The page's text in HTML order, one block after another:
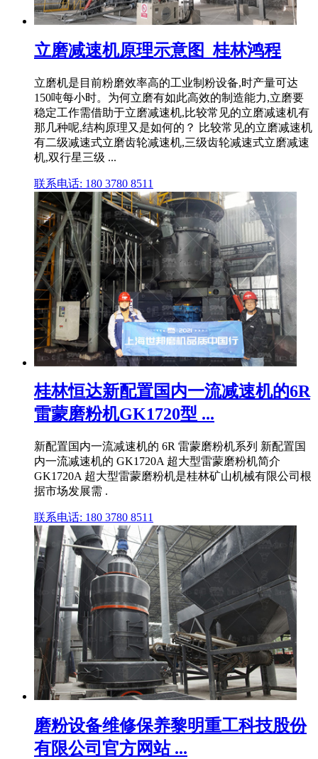
立磨减速机原理示意图_桂林鸿程
立磨机是目前粉磨效率高的工业制粉设备,时产量可达
150吨每小时。为何立磨有如此高效的制造能力,立磨要
稳定工作需借助于立磨减速机,比较常见的立磨减速机有
那几种呢,结构原理又是如何的？ 比较常见的立磨减速机
有二级减速式立磨齿轮减速机,三级齿轮减速式立磨减速
机,双行星三级 ...
联系电话: 180 3780 8511
桂林恒达新配置国内一流减速机的6R
雷蒙磨粉机GK1720型 ...
新配置国内一流减速机的 6R 雷蒙磨粉机系列 新配置国
内一流减速机的 GK1720A 超大型雷蒙磨粉机简介
GK1720A 超大型雷蒙磨粉机是桂林矿山机械有限公司根
据市场发展需 .
联系电话: 180 3780 8511
磨粉设备维修保养黎明重工科技股份
有限公司官方网站 ...